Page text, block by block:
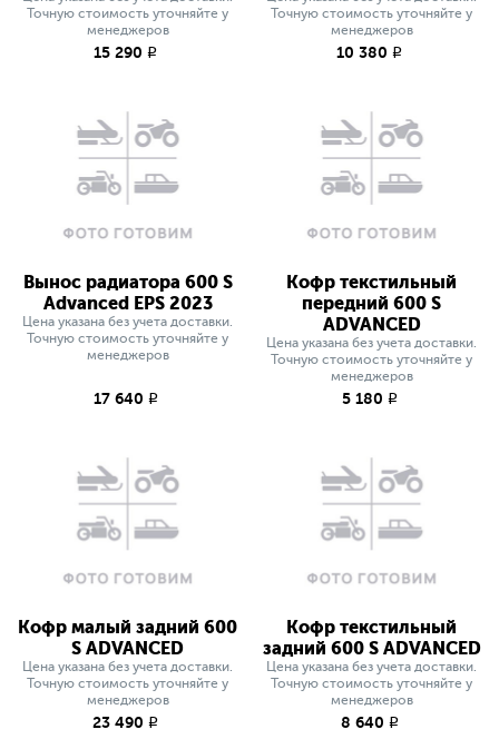
Точную стоимость уточняйте у
менеджеров
15 290 q
Точную стоимость уточняйте у
менеджеров
10 380 q
Вынос радиатора 600 S
Advanced EPS 2023
Цена указана без учета доставки.
Точную стоимость уточняйте у
менеджеров
17 640 q
Кофр текстильный
передний 600 S
ADVANCED
Цена указана без учета доставки.
Точную стоимость уточняйте у
менеджеров
5 180 q
Кофр малый задний 600
S ADVANCED
Цена указана без учета доставки.
Точную стоимость уточняйте у
менеджеров
23 490 q
Кофр текстильный
задний 600 S ADVANCED
Цена указана без учета доставки.
Точную стоимость уточняйте у
менеджеров
8 640 q